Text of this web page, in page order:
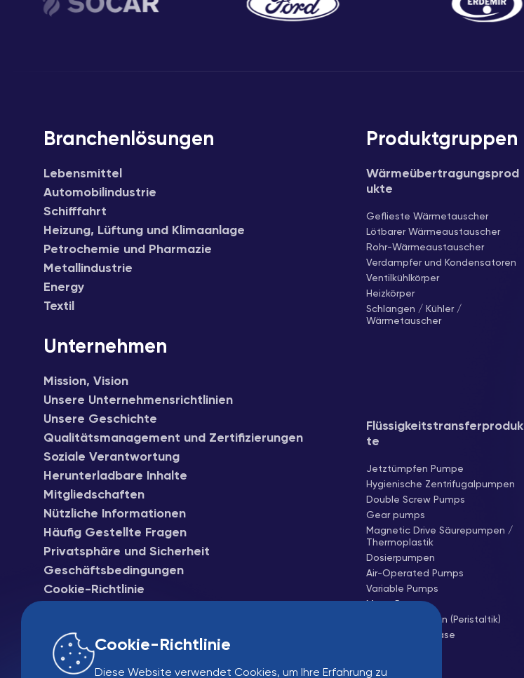
Branchenlösungen
Lebensmittel
Automobilindustrie
Schifffahrt
Heizung, Lüftung und Klimaanlage
Petrochemie und Pharmazie
Metallindustrie
Energy
Textil
Unternehmen
Mission, Vision
Unsere Unternehmensrichtlinien
Unsere Geschichte
Qualitätsmanagement und Zertifizierungen
Soziale Verantwortung
Herunterladbare Inhalte
Mitgliedschaften
Nützliche Informationen
Häufig Gestellte Fragen
Privatsphäre und Sicherheit
Geschäftsbedingungen
Cookie-Richtlinie
Produktgruppen
Wärmeübertragungsprod
ukte
Geflieste Wärmetauscher
Lötbarer Wärmeaustauscher
Rohr-Wärmeaustauscher
Verdampfer und Kondensatoren
Ventilkühlkörper
Heizkörper
Schlangen / Kühler /
Wärmetauscher
Flüssigkeitstransferproduk
te
Jetztümpfen Pumpe
Hygienische Zentrifugalpumpen
Double Screw Pumps
Gear pumps
Magnetic Drive Säurepumpen /
Thermoplastik
Dosierpumpen
Air-Operated Pumps
Variable Pumps
Mono Pumps
Schlauchpumpen (Peristaltik)
Zentrifugalgebläse
Cookie-Richtlinie
Diese Website verwendet Cookies, um Ihre Erfahrung zu